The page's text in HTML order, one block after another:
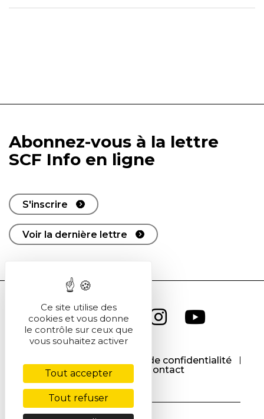
Abonnez-vous à la lettre
SCF Info en ligne
S'inscrire
Voir la dernière lettre
Politique de confidentialité
Cookies
Contact
Ce site utilise des
cookies et vous donne
le contrôle sur ceux que
vous souhaitez activer
Tout accepter
Tout refuser